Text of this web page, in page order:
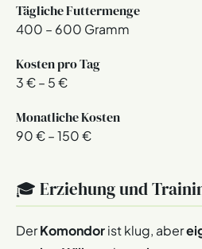
Tägliche Futtermenge
400 – 600 Gramm
Kosten pro Tag
3 € – 5 €
Monatliche Kosten
90 € – 150 €
🎓 Erziehung und
DerKomondorist klug, aber